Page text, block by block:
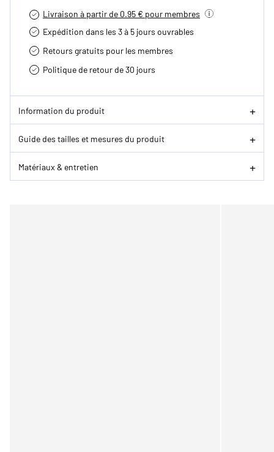
Livraison à partir de 0.95 € pour membres
Expédition dans les 3 à 5 jours ouvrables
Retours gratuits pour les membres
Politique de retour de 30 jours
Information du produit
Guide des tailles et mesures du produit
Matériaux & entretien